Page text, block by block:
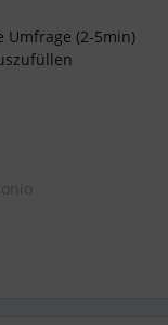
Umfrage (2-5min)